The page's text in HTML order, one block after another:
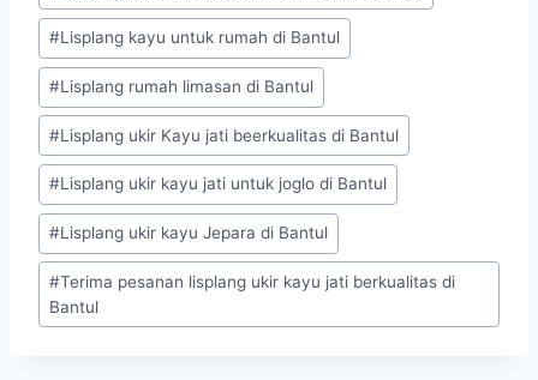
#Lisplang kayu untuk rumah di Bantul
#Lisplang rumah limasan di Bantul
#Lisplang ukir Kayu jati beerkualitas di Bantul
#Lisplang ukir kayu jati untuk joglo di Bantul
#Lisplang ukir kayu Jepara di Bantul
#Terima pesanan lisplang ukir kayu jati berkualitas di
Bantul